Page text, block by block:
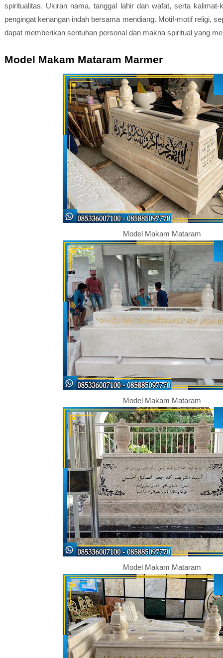
spiritualitas. Ukiran nama, tanggal lahir dan wafat, serta
pengingat kenangan indah bersama mendiang. Motif-motif religi,
dapat memberikan sentuhan personal dan makna spiritual yang
Model Makam Mataram Marmer
Model Makam Mataram
Model Makam Mataram
Model Makam Mataram